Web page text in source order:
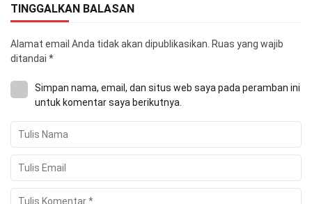
TINGGALKAN BALASAN
Alamat email Anda tidak akan dipublikasikan. Ruas yang wajib
ditandai *
Simpan nama, email, dan situs web saya pada peramban ini
untuk komentar saya berikutnya.